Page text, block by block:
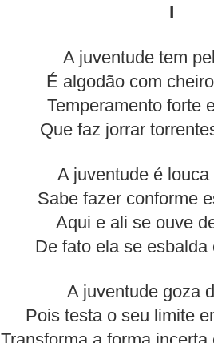
I
A juventude tem
É algodão com
Temperamento forte
Que faz jorrar
A juventude é louca
Sabe fazer conforme
Aqui e ali se ouve
De fato ela se esbalda
A juventude goza
Pois testa o seu limite
Transforma a forma